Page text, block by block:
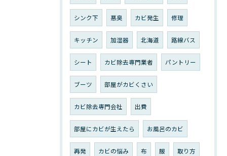
シンク下 悪臭 カビ発生 修理
キッチン 加湿器 北海道 路線バス
シート カビ除去専門業者 パントリー
ブーツ 部屋がカビくさい
カビ除去専門会社 出費
部屋にカビが生えたら お風呂のカビ
再発 カビの悩み 布 服 取り方